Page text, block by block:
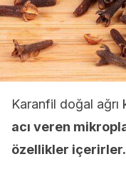
Karanfil doğal ağrı
acı veren
özellikler içerirler.